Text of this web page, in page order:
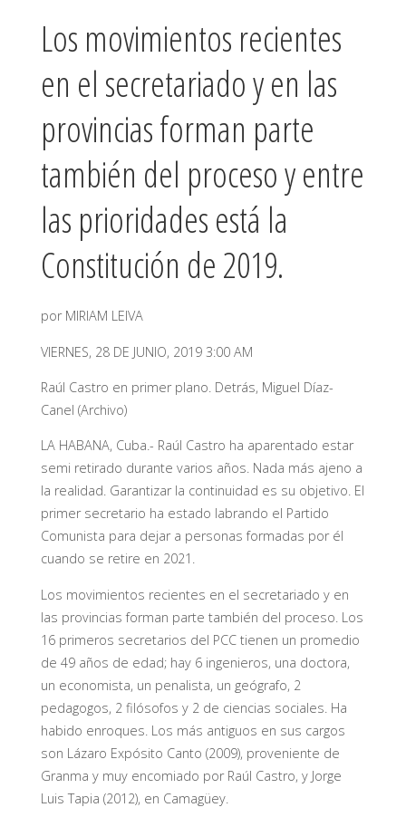
Los movimientos recientes
en el secretariado y en las
provincias forman parte
también del proceso y entre
las prioridades está la
Constitución de 2019.
por MIRIAM LEIVA
VIERNES, 28 DE JUNIO, 2019 3:00 AM
Raúl Castro en primer plano. Detrás, Miguel Díaz-
Canel (Archivo)
LA HABANA, Cuba.- Raúl Castro ha aparentado estar
semi retirado durante varios años. Nada más ajeno a
la realidad. Garantizar la continuidad es su objetivo. El
primer secretario ha estado labrando el Partido
Comunista para dejar a personas formadas por él
cuando se retire en 2021.
Los movimientos recientes en el secretariado y en
las provincias forman parte también del proceso. Los
16 primeros secretarios del PCC tienen un promedio
de 49 años de edad; hay 6 ingenieros, una doctora,
un economista, un penalista, un geógrafo, 2
pedagogos, 2 filósofos y 2 de ciencias sociales. Ha
habido enroques. Los más antiguos en sus cargos
son Lázaro Expósito Canto (2009), proveniente de
Granma y muy encomiado por Raúl Castro, y Jorge
Luis Tapia (2012), en Camagüey.